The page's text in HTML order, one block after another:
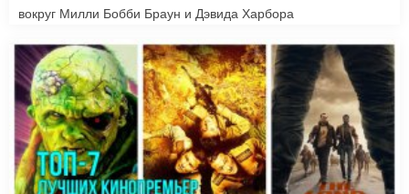
вокруг Милли Бобби Браун и Дэвида Харбора